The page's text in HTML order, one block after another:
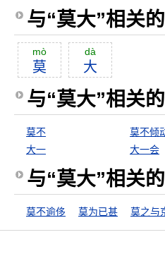
与“莫大”相关
mò
莫
dà
大
与“莫大”相关
莫不 莫不倾
大一
大一会
与“莫大”相关
莫不逾侈 莫为已甚 莫之与